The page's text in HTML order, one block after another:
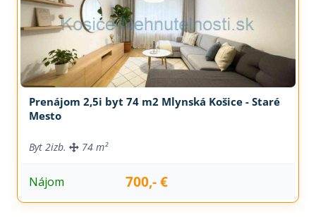
Prenájom 2,5i byt 74 m2 Mlynská Košice - Staré
Mesto
Byt 2izb. 74 m²
Nájom 700,- €